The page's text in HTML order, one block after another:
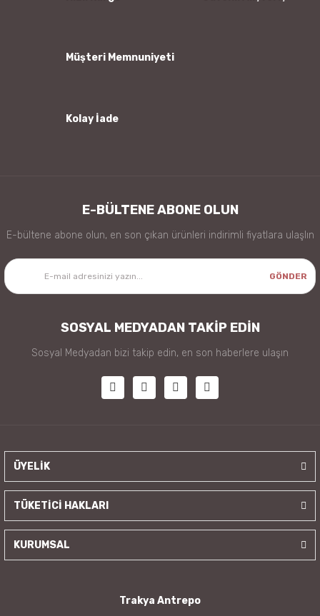
Müşteri Memnuniyeti
Kolay İade
E-BÜLTENE ABONE OLUN
E-bültene abone olun, en son çıkan ürünleri indirimli fiyatlara ulaşlın
GÖNDER
SOSYAL MEDYADAN TAKİP EDİN
Sosyal Medyadan bizi takip edin, en son haberlere ulaşın
ÜYELİK
TÜKETİCİ HAKLARI
KURUMSAL
Trakya Antrepo